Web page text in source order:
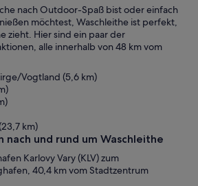
nach Outdoor-Spaß bist oder einfach
möchtest, Waschleithe ist perfekt,
zieht. Hier sind ein paar der
alle innerhalb von 48 km vom
Vogtland (5,6 km)
km)
und rund um Waschleithe
Karlovy Vary (KLV) zum
40,4 km vom Stadtzentrum